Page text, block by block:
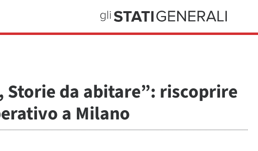
Storie da abitare”: riscoprire
a Milano